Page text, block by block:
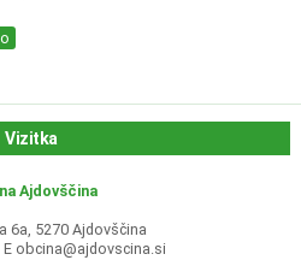
Vizitka
Ajdovščina
6a, 5270 Ajdovščina
obcina@ajdovscina.si